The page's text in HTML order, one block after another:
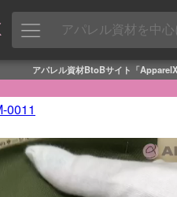
アパレル資材BtoBサイト「
0011